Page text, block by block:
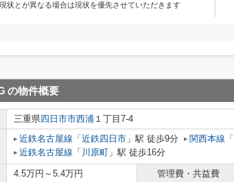
状とが異なる場合は現状を優先させていただきます
の物件概要
三重県四日市市西浦 １丁目7-4
近鉄名古屋線 「 近鉄四日市 」駅 徒歩9分 関西本線 「
近鉄名古屋線 「 川原町 」駅 徒歩16分
4.5万円～5.4万円 管理費・共益費